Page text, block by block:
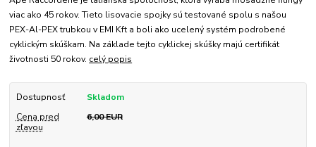
viac ako 45 rokov. Tieto lisovacie spojky sú testované spolu s našou
PEX-Al-PEX trubkou v EMI Kft a boli ako ucelený systém podrobené
cyklickým skúškam. Na základe tejto cyklickej skúšky majú certifikát
životnosti 50 rokov. celý popis
Dostupnosť
Skladom
Cena pred
zľavou
6,00 EUR